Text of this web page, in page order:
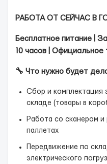
РАБОТА ОТ СЕЙЧАС В
Бесплатное питание |
10 часов |
🔧 Что нужно будет
Сбор и комплектация
складе (товары в
Работа со сканером
паллетах
Передвижение по
электрического